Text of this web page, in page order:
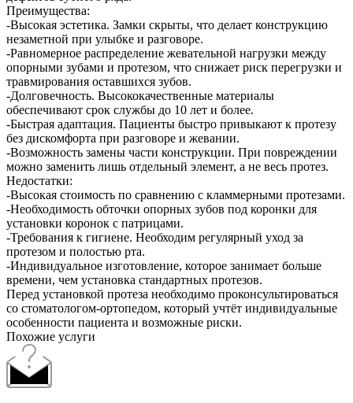
Преимущества:
-Высокая эстетика. Замки скрыты, что делает конструкцию
незаметной при улыбке и разговоре.
-Равномерное распределение жевательной нагрузки между
опорными зубами и протезом, что снижает риск перегрузки и
травмирования оставшихся зубов.
-Долговечность. Высококачественные материалы
обеспечивают срок службы до 10 лет и более.
-Быстрая адаптация. Пациенты быстро привыкают к протезу
без дискомфорта при разговоре и жевании.
-Возможность замены части конструкции. При повреждении
можно заменить лишь отдельный элемент, а не весь протез.
Недостатки:
-Высокая стоимость по сравнению с кламмерными протезами.
-Необходимость обточки опорных зубов под коронки для
установки коронок с патрицами.
-Требования к гигиене. Необходим регулярный уход за
протезом и полостью рта.
-Индивидуальное изготовление, которое занимает больше
времени, чем установка стандартных протезов.
Перед установкой протеза необходимо проконсультироваться
со стоматологом-ортопедом, который учтёт индивидуальные
особенности пациента и возможные риски.
Похожие услуги